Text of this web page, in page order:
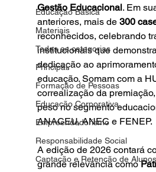
Educação Básica
Materiais
Todas as categorias
Principal
Formação de Pessoas
Educação Corporativa
Empreendedorismo
Responsabilidade Social
Captação e Retenção de Alunos
Gestão Educacional. Em
anteriores, mais de 300
reconhecidos, celebrando
institucionais que
dedicação ao
educação. Somam com a
correalização da
peso no segmento
ANACEU, ANEC e FENEP.
A edição de 2026 contará
grande relevância como